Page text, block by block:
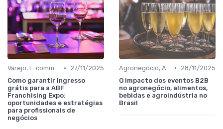
Varejo, E-commerce, Serviços e Franquias •
27/11/2025
Como garantir ingresso
grátis para a ABF
Franchising Expo:
oportunidades e estratégias
para profissionais de
negócios
Agronegócio, Alimentos, Bebidas e Agroindústria •
28/11/2025
O impacto dos eventos B2B
no agronegócio, alimentos,
bebidas e agroindústria no
Brasil